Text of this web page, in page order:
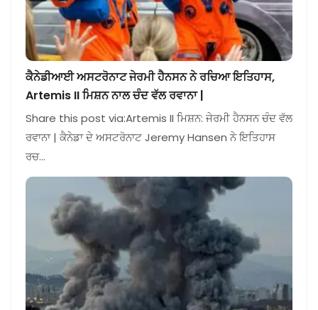
ਕੈਨੇਡੀਆਈ ਅਸਟਰੋਨਾਟ ਜੇਰਮੀ ਹੈਨਸਨ ਨੇ ਰਚਿਆ ਇਤਿਹਾਸ,
Artemis II ਮਿਸ਼ਨ ਨਾਲ ਚੰਦ ਵੱਲ ਰਵਾਨਾ |
Share this post via:Artemis II ਮਿਸ਼ਨ: ਜੇਰਮੀ ਹੈਨਸਨ ਚੰਦ ਵੱਲ
ਰਵਾਨਾ | ਕੈਨੇਡਾ ਦੇ ਅਸਟਰੋਨਾਟ Jeremy Hansen ਨੇ ਇਤਿਹਾਸ
ਰਚ…